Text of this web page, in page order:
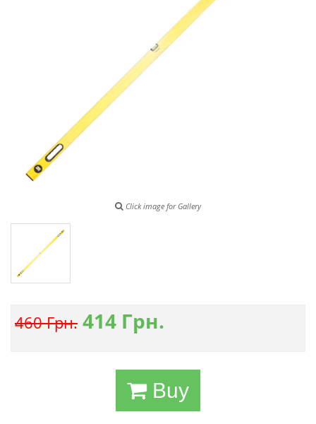
Click image for Gallery
460 Грн. 414 Грн.
Buy